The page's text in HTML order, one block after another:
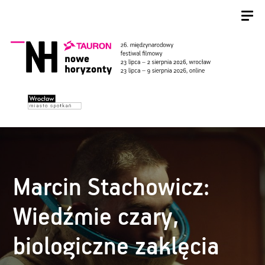
Marcin Stachowicz:
Wiedźmie czary,
biologiczne zaklęcia